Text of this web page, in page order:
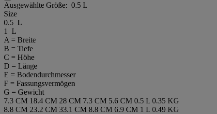
Ausgewählte Größe: 0.5 L
Size
0.5 L
1 L
A = Breite
B = Tiefe
C = Höhe
D = Länge
E = Bodendurchmesser
F = Fassungsvermögen
G = Gewicht
7.3 CM 18.4 CM 28 CM 7.3 CM 5.6 CM 0.5 L 0.35 KG
8.8 CM 23.2 CM 33.1 CM 8.8 CM 6.9 CM 1 L 0.49 KG